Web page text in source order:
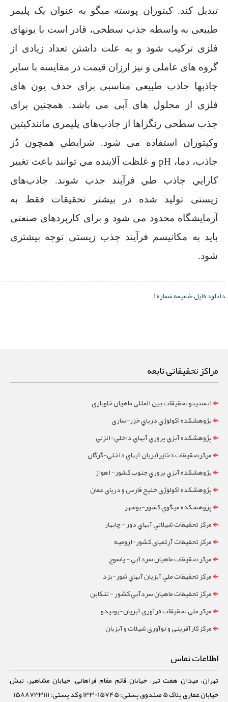
تبدیل کند. کیتوزان پوسته میگو به عنوان یک پلیمر
طبیعی به واسطه جذب سطحی، قادر است با یونهای
فلزی ترکیب شود و به علت داشتن تعداد زیادی از
گروه های عاملی و نیز ارزان قیمت در مقایسه با سایر
جاذبها جاذب طبیعی مناسبی برای حذف یون های
فلزی از محلول های آبی می باشد. همچنین برای
جذب سطحی رنگزاها از جاذب‌های پلیمری مانندکیتین
وکیتوزان استفاده می شود. شرايطي همچون دُز
جاذب، دما، pH و غلظت آلاینده مي توانند باعث تغيير
كارايي جاذب طي فرآیند جذب شوند. جاذب‌های
زیستی تولید شده در بیشتر تحقیقات فقط به
آزمایشگاه محدود می شود و برای کاربردهای صنعتی
باید به مکانیسم فرآیند جذب زیستی توجه بیشتری
شود.
دانلود فایل ضمیمه شماره 1
مراکز تحقیقاتی تابعه
انستیتو تحقیقات بین المللی ماهیان خاویاری
پژوهشکده اکولوژي درياي خزر-ساری
پژوهشکده آبزي پروري آبهاي داخلي-انزلي
مرکزتحقيقات ذخايرآبزيان آبهاي داخلي-گرگان
پژوهشکده آبزي پروري جنوب کشور- اهواز
پژوهشکده اکولوژي خليج فارس و درياي عمان
پژوهشکده ميگوي کشور-بوشهر
مرکز تحقيقات شيلاتي آبهاي دور - چابهار
مرکز تحقيقات آرتمياي کشور-ارومیه
مرکز تحقيقات ماهيان سردآبي - ياسوج
مرکز تحقيقات ملي آبزيان آبهاي شور-یزد
مرکز تحقيقات ماهيان سردآبي کشور - تنکابن
مرکز ملی تحقیقات فرآوری آبزیان-یونیدو
مرکز کارآفرینی و نوآوری شیلات و آبزیان
اطلاعات تماس
تهران، میدان هفت تیر، خیابان قائم مقام فراهانی، خیابان مشاهیر، نبش
خیابان غفاری پلاک 5 صندوق پستی: 15745-133 و کد پستی: 1588733111